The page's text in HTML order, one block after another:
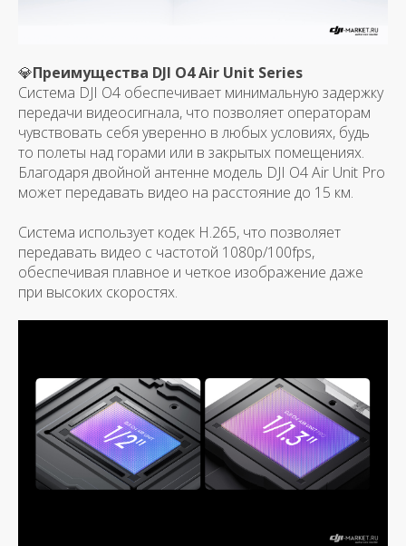
💎Преимущества DJI O4 Air Unit Series
Система DJI O4 обеспечивает минимальную задержку
передачи видеосигнала, что позволяет операторам
чувствовать себя уверенно в любых условиях, будь
то полеты над горами или в закрытых помещениях.
Благодаря двойной антенне модель DJI O4 Air Unit Pro
может передавать видео на расстояние до 15 км.
Система использует кодек H.265, что позволяет
передавать видео с частотой 1080p/100fps,
обеспечивая плавное и четкое изображение даже
при высоких скоростях.